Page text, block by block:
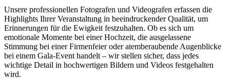
Unsere professionellen Fotografen und Videografen erfassen die
Highlights Ihrer Veranstaltung in beeindruckender Qualität, um
Erinnerungen für die Ewigkeit festzuhalten. Ob es sich um
emotionale Momente bei einer Hochzeit, die ausgelassene
Stimmung bei einer Firmenfeier oder atemberaubende Augenblicke
bei einem Gala-Event handelt – wir stellen sicher, dass jedes
wichtige Detail in hochwertigen Bildern und Videos festgehalten
wird.